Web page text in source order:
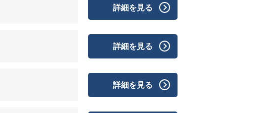
詳細を見る
詳細を見る
詳細を見る